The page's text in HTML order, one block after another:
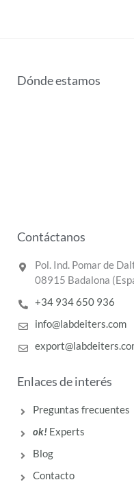
Dónde estamos
Contáctanos
Pol. Ind. Pomar de
08915 Badalona
+34 934 650 936
info@labdeiters.com
Enlaces de interés
Preguntas frecuentes
ok!Experts
Blog
Contacto